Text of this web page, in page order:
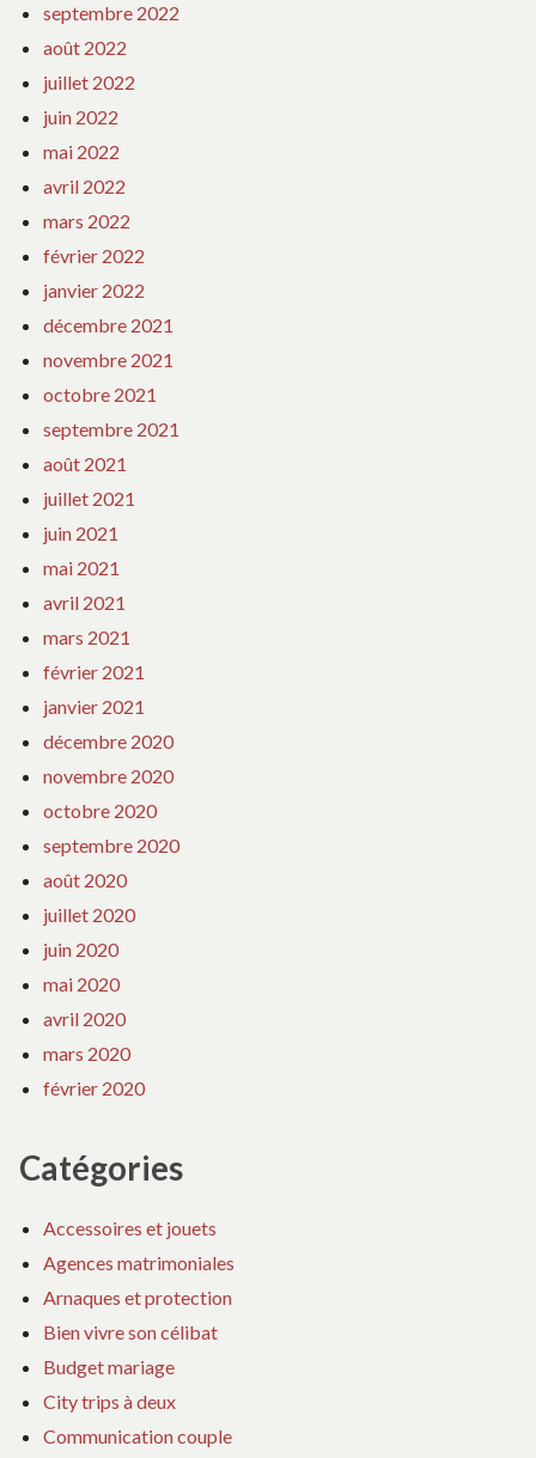
septembre 2022
août 2022
juillet 2022
juin 2022
mai 2022
avril 2022
mars 2022
février 2022
janvier 2022
décembre 2021
novembre 2021
octobre 2021
septembre 2021
août 2021
juillet 2021
juin 2021
mai 2021
avril 2021
mars 2021
février 2021
janvier 2021
décembre 2020
novembre 2020
octobre 2020
septembre 2020
août 2020
juillet 2020
juin 2020
mai 2020
avril 2020
mars 2020
février 2020
Catégories
Accessoires et jouets
Agences matrimoniales
Arnaques et protection
Bien vivre son célibat
Budget mariage
City trips à deux
Communication couple